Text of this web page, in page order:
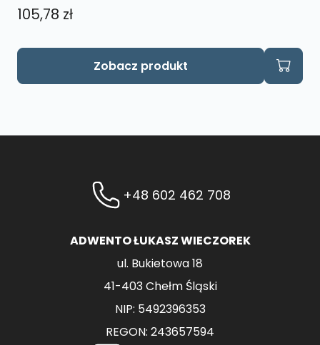
105,78 zł
Zobacz produkt
+48 602 462 708
ADWENTO ŁUKASZ WIECZOREK
ul. Bukietowa 18
41-403 Chełm Śląski
NIP: 5492396353
REGON: 243657594